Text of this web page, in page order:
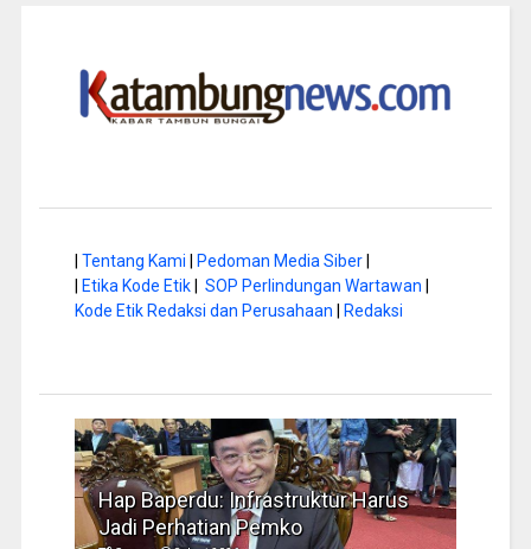
Tentang Kami Pedoman Media Siber|
Etika Kode Etik| SOP Perlindungan Wartawan
Kode Etik Redaksi dan Perusahaan
Redaksi
Musim Kemarau, DPRD Dorong
Pengelolaan Sampah yang Aman